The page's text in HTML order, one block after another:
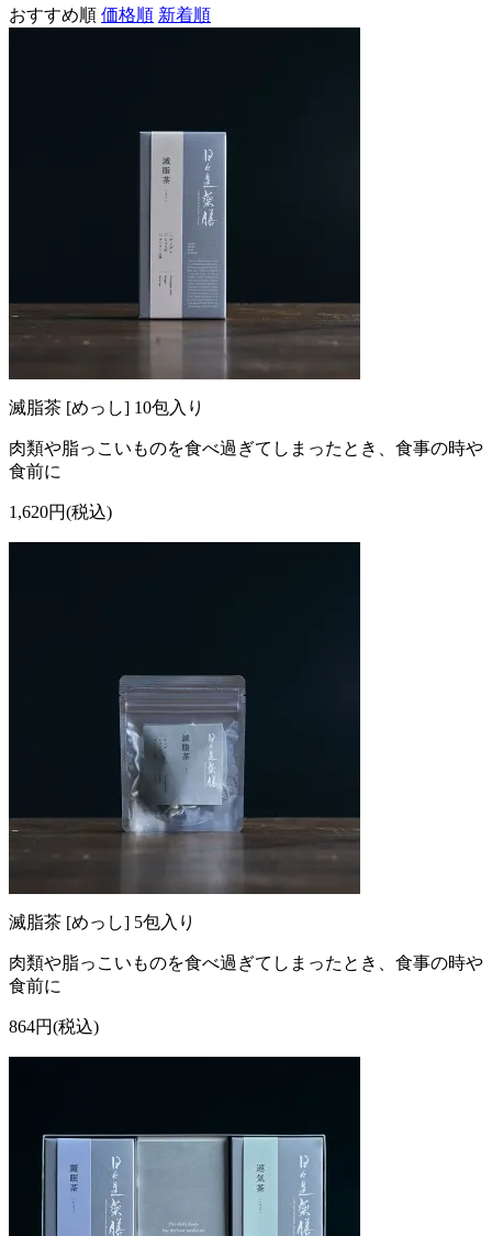
おすすめ順 価格順 新着順
滅脂茶 [めっし] 10包入り
肉類や脂っこいものを食べ過ぎてしまったとき、食事の時や
食前に
1,620円(税込)
滅脂茶 [めっし] 5包入り
肉類や脂っこいものを食べ過ぎてしまったとき、食事の時や
食前に
864円(税込)